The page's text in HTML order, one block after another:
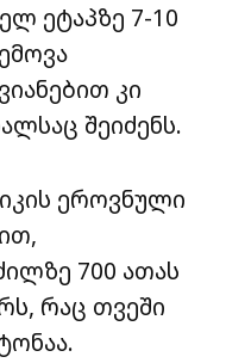
ეტაპზე 7-10
კი
შეიძენს.
ეროვნული
700 ათას
რაც თვეში